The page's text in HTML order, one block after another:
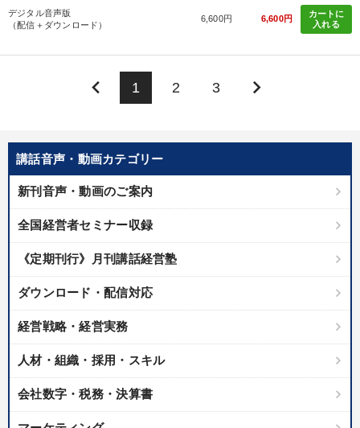
講話音声・動画カテゴリー
新刊音声・動画のご案内
全国経営者セミナー収録
《定期刊行》月刊講話経営塾
ダウンロード・配信対応
経営戦略・経営実務
人材・組織・採用・スキル
会社数字・税務・決算書
デジタル音声版
（配信＋ダウンロード）
6,600円 6,600円
カートに
入れる
keyboard_arrow_left 1 2 3 keyboard_arrow_right